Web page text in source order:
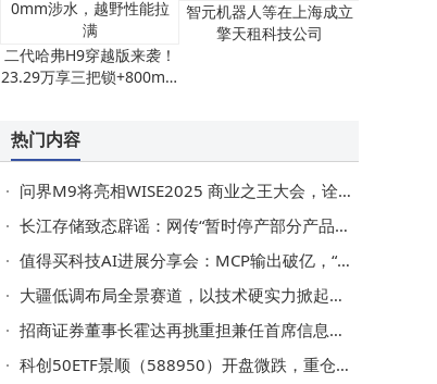
二代哈弗H9穿越版来袭！
23.29万享三把锁+800mm
智元机器人等在上海成立
擎天租科技公司
热门内容
问界M9将亮相WISE2025 商业之王大会，诠释智慧出行新范式
长江存储致态辟谣：网传“暂时停产部分产品”截图系恶意伪造
值得买科技AI进展分享会：MCP输出破亿，“海纳”ACP构建AI电商新范式
大疆低调布局全景赛道，以技术硬实力掀起市场风云
招商证券董事长霍达再挑重担兼任首席信息官 近年薪酬持续下滑
科创50ETF景顺（588950）开盘微跌，重仓股表现分化中芯国际等涨跌互现